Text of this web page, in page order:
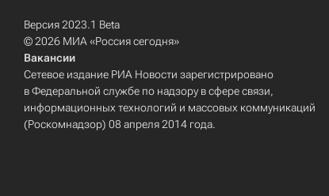
Версия 2023.1 Beta
© 2026 МИА «Россия сегодня»
Вакансии
Сетевое издание РИА Новости зарегистрировано
в Федеральной службе по надзору в сфере связи,
информационных технологий и массовых коммуникаций
(Роскомнадзор) 08 апреля 2014 года.